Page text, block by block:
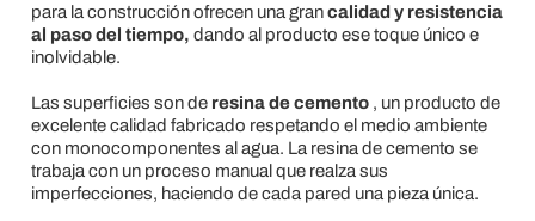
para la construcción ofrecen una grancalidad y resistencia
al paso del tiempo, dando al producto ese toque único e
inolvidable.
Las superficies son de resina de cemento, un producto de
excelente calidad fabricado respetando el medio ambiente
con monocomponentes al agua. La resina de cemento se
trabaja con un proceso manual que realza sus
imperfecciones, haciendo de cada pared una pieza única.